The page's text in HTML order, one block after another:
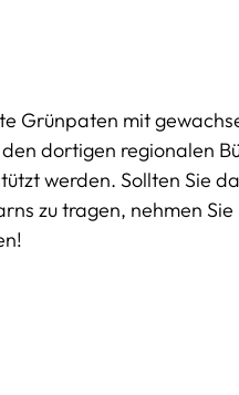
Grünpaten mit
dortigen regionalen
werden. Sollten Sie
zu tragen, nehmen